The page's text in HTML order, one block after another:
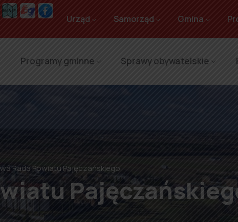
Urząd Samorząd Gmina
Programy gminne Sprawy obywatelskie
Rada Powiatu Pajęczańskiego